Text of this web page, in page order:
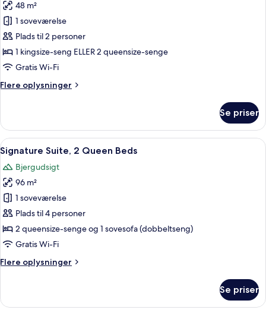
billeder
af
Luxury
Room
-
Type
Check-
In
48 m²
1 soveværelse
Plads til 2 personer
1 kingsize-seng ELLER 2 queensize-senge
Gratis Wi-Fi
Flere oplysninger
Flere
Room
Bed
Type
Assigned
at
Check-
In
Se priser
Indlæs
alle
billeder
af
Signature
Suite,
2
Queen
Et hotelværelse med to senge, en
7
Signature Suite, 2 Queen Beds
Bjergudsigt
96 m²
1 soveværelse
Plads til 4 personer
2 queensize-senge og 1 sovesofa (dobbeltseng)
Gratis Wi-Fi
Flere oplysninger
Flere
Suite,
Se priser